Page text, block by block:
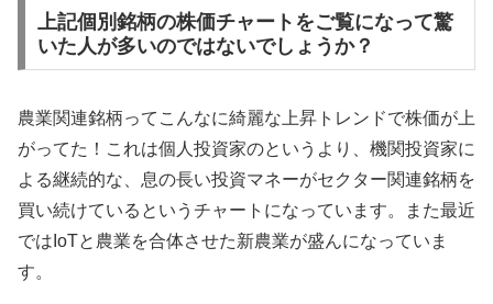
上記個別銘柄の株価チャートをご覧になって驚
いた人が多いのではないでしょうか？
農業関連銘柄ってこんなに綺麗な上昇トレンドで株価が上
がってた！これは個人投資家のというより、機関投資家に
よる継続的な、息の長い投資マネーがセクター関連銘柄を
買い続けているというチャートになっています。また最近
ではIoTと農業を合体させた新農業が盛んになっていま
す。